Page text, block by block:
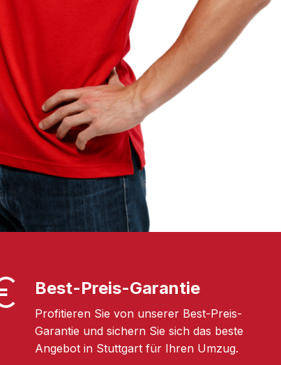
Best-Preis-Garantie
Profitieren Sie von unserer Best-Preis-
Garantie und sichern Sie sich das beste
Angebot in Stuttgart für Ihren Umzug.